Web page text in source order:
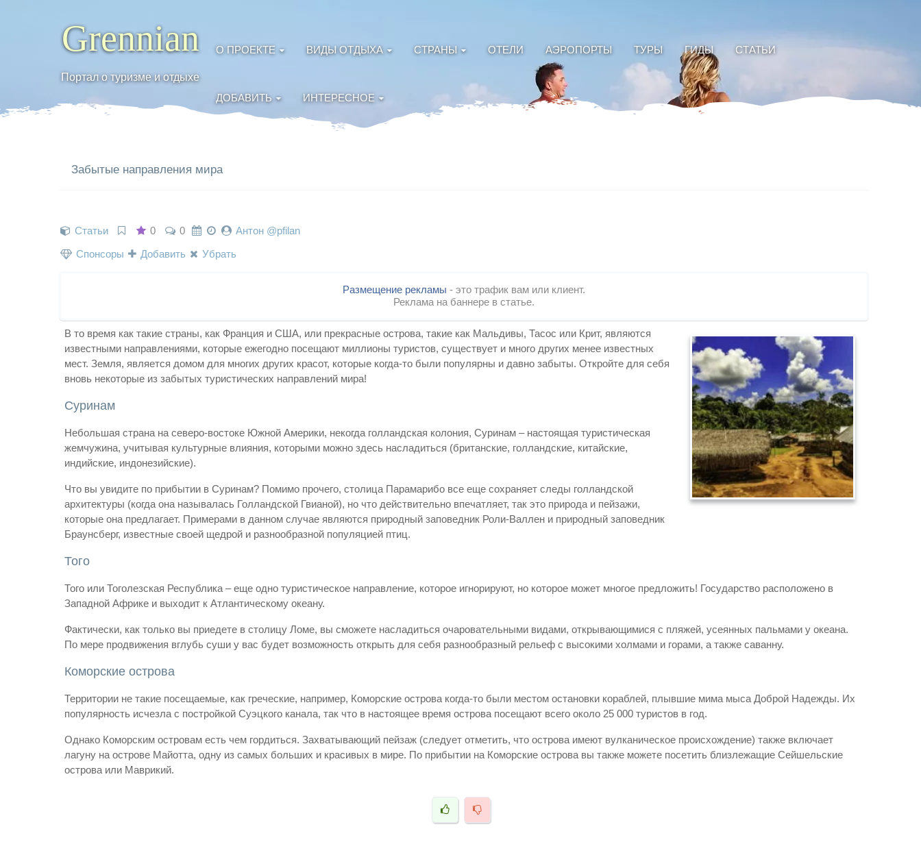
Grennian
Портал о туризме и отдыхе
О ПРОЕКТЕ ВИДЫ ОТДЫХА СТРАНЫ ОТЕЛИ АЭРОПОРТЫ ТУРЫ ГИДЫ СТАТЬИ
ДОБАВИТЬ ИНТЕРЕСНОЕ
Забытые направления мира
Статьи 0 0
Антон @pfilan
Спонсоры
Добавить Убрать
Размещение рекламы - это трафик вам или клиент.
Реклама на баннере в статье.
В то время как такие страны, как Франция и США, или прекрасные острова, такие как Мальдивы, Тасос или Крит, являются
известными направлениями, которые ежегодно посещают миллионы туристов, существует и много других менее известных
мест. Земля, является домом для многих других красот, которые когда-то были популярны и давно забыты. Откройте для себя
вновь некоторые из забытых туристических направлений мира!
Суринам
Небольшая страна на северо-востоке Южной Америки, некогда голландская колония, Суринам – настоящая туристическая
жемчужина, учитывая культурные влияния, которыми можно здесь насладиться (британские, голландские, китайские,
индийские, индонезийские).
Что вы увидите по прибытии в Суринам? Помимо прочего, столица Парамарибо все еще сохраняет следы голландской
архитектуры (когда она называлась Голландской Гвианой), но что действительно впечатляет, так это природа и пейзажи,
которые она предлагает. Примерами в данном случае являются природный заповедник Роли-Валлен и природный заповедник
Браунсберг, известные своей щедрой и разнообразной популяцией птиц.
Того
Того или Тоголезская Республика – еще одно туристическое направление, которое игнорируют, но которое может многое предложить! Государство расположено в
Западной Африке и выходит к Атлантическому океану.
Фактически, как только вы приедете в столицу Ломе, вы сможете насладиться очаровательными видами, открывающимися с пляжей, усеянных пальмами у океана.
По мере продвижения вглубь суши у вас будет возможность открыть для себя разнообразный рельеф с высокими холмами и горами, а также саванну.
Коморские острова
Территории не такие посещаемые, как греческие, например, Коморские острова когда-то были местом остановки кораблей, плывшие мима мыса Доброй Надежды. Их
популярность исчезла с постройкой Суэцкого канала, так что в настоящее время острова посещают всего около 25 000 туристов в год.
Однако Коморским островам есть чем гордиться. Захватывающий пейзаж (следует отметить, что острова имеют вулканическое происхождение) также включает
лагуну на острове Майотта, одну из самых больших и красивых в мире. По прибытии на Коморские острова вы также можете посетить близлежащие Сейшельские
острова или Маврикий.